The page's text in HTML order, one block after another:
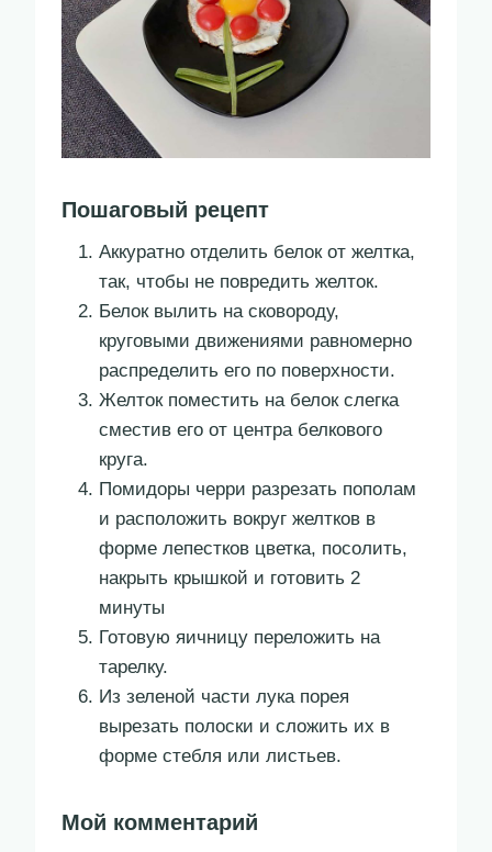
Пошаговый рецепт
Аккуратно отделить белок от желтка,
так, чтобы не повредить желток.
Белок вылить на сковороду,
круговыми движениями равномерно
распределить его по поверхности.
Желток поместить на белок слегка
сместив его от центра белкового
круга.
Помидоры черри разрезать пополам
и расположить вокруг желтков в
форме лепестков цветка, посолить,
накрыть крышкой и готовить 2
минуты
Готовую яичницу переложить на
тарелку.
Из зеленой части лука порея
вырезать полоски и сложить их в
форме стебля или листьев.
Мой комментарий